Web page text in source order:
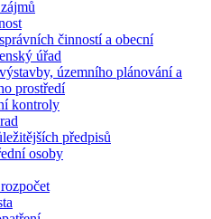
činností a obecní
úřad
územního plánování a
prostředí
kontroly
předpisů
osoby